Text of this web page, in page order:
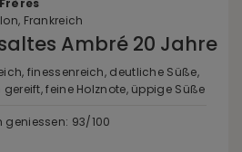
Frankreich
Ambré 20 Jahre
finessenreich, deutliche Süße,
gereift, feine Holznote, üppige Süße
geniessen: 93/100